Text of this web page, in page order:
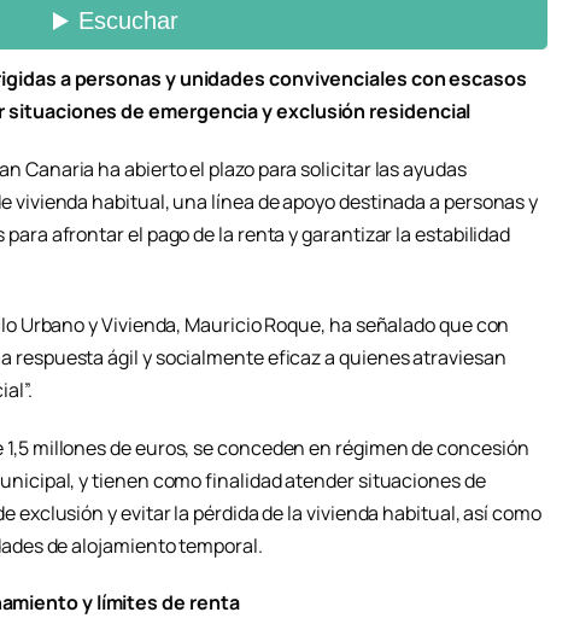
a personas y unidades convivenciales con escasos
de emergencia y exclusión residencial
Canaria ha abierto el plazo para solicitar las ayudas
vivienda habitual, una línea de apoyo destinada a personas y
afrontar el pago de la renta y garantizar la estabilidad
Urbano y Vivienda, Mauricio Roque, ha señalado que con
respuesta ágil y socialmente eficaz a quienes atraviesan
millones de euros, se conceden en régimen de concesión
y tienen como finalidad atender situaciones de
exclusión y evitar la pérdida de la vivienda habitual, así como
de alojamiento temporal.
y límites de renta